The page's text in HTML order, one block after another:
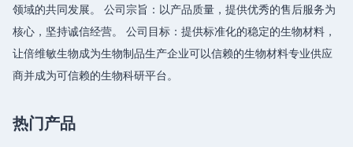
领域的共同发展。 公司宗旨：以产品质量，提供优秀的售后服务为
核心，坚持诚信经营。 公司目标：提供标准化的稳定的生物材料，
让倍维敏生物成为生物制品生产企业可以信赖的生物材料专业供应
商并成为可信赖的生物科研平台。
热门产品